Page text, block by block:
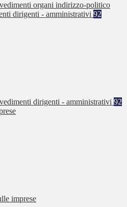
organi indirizzo-politico
dirigenti - amministrativi 92
dirigenti - amministrativi 92
imprese